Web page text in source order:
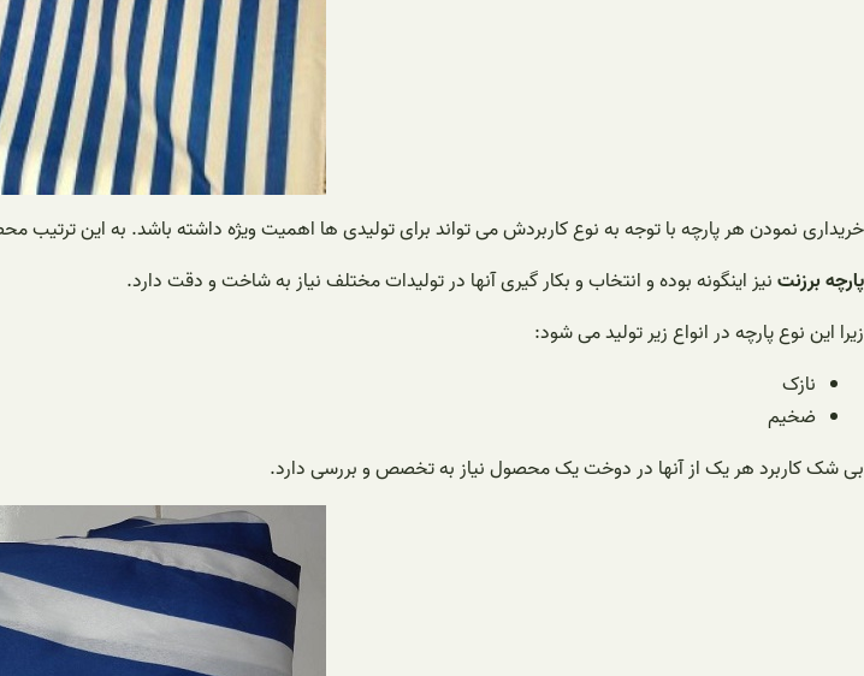
خریداری نمودن هر پارچه با توجه به نوع کاربردش می تواند برای تولیدی ها اهمیت ویژه داشته باشد. به این ترتیب
پارچه برزنتنیز اینگونه بوده و انتخاب و بکار گیری آنها در تولیدات مختلف نیاز به شاخت و دقت دارد.
زیرا این نوع پارچه در انواع زیر تولید می شود:
نازک
ضخیم
بی شک کاربرد هر یک از آنها در دوخت یک محصول نیاز به تخصص و بررسی دارد.